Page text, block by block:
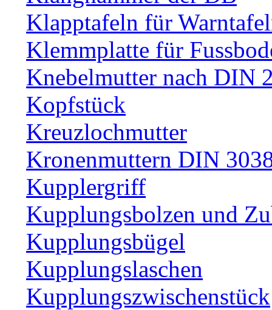
Klapptafeln für
Klemmplatte für
Knebelmutter nach DIN
Kopfstück
Kreuzlochmutter
Kronenmuttern DIN
Kupplergriff
Kupplungsbolzen und
Kupplungsbügel
Kupplungslaschen
Kupplungszwischenstück